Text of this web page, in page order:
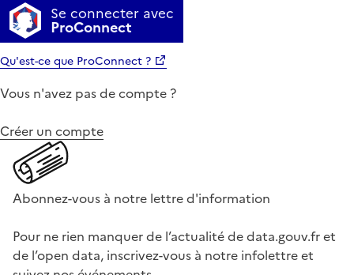
Se connecter avec
ProConnect
Qu'est-ce que ProConnect ?
Vous n'avez pas de compte ?
Créer un compte
Abonnez-vous à notre lettre d'information
Pour ne rien manquer de l’actualité de data.gouv.fr et
de l’open data, inscrivez-vous à notre infolettre et